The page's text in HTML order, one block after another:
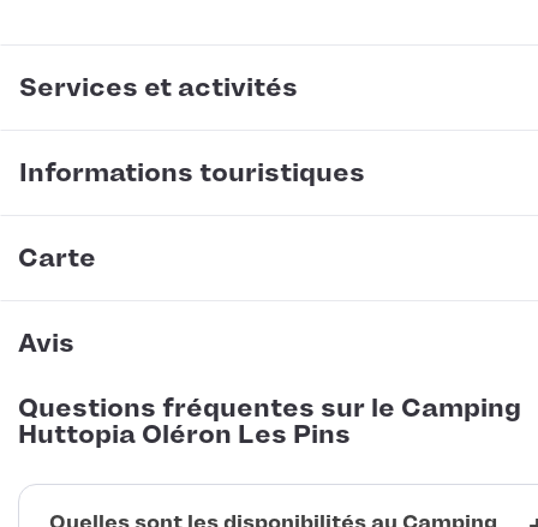
Services et activités
Informations touristiques
Carte
Avis
Questions fréquentes sur le Camping
Huttopia Oléron Les Pins